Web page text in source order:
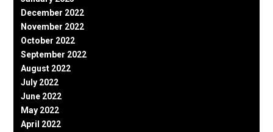
December 2022
November 2022
October 2022
September 2022
August 2022
July 2022
June 2022
May 2022
April 2022